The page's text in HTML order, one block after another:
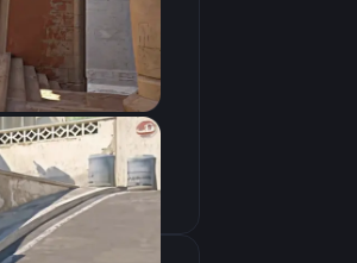
Скопировать